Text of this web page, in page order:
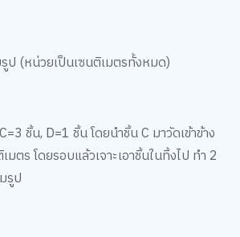
ป (หน่วยเป็นเซนติเมตรทั้งหมด)
ชิ้น, D=1 ชิ้น โดยนำชิ้น C มาวัดเข้าข้าง
มตร โดยรอบแล้วเจาะเอาชิ้นในทิ้งไป ทำ 2
รูป